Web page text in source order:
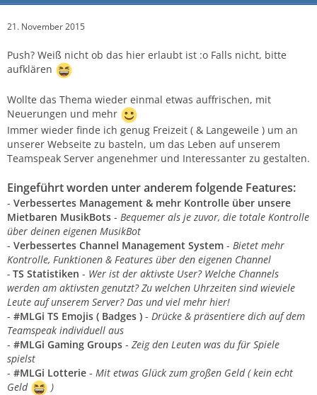
21. November 2015
Push? Weiß nicht ob das hier erlaubt ist :o Falls nicht, bitte
aufklären
Wollte das Thema wieder einmal etwas auffrischen, mit
Neuerungen und mehr
Immer wieder finde ich genug Freizeit ( & Langeweile ) um an
unserer Webseite zu basteln, um das Leben auf unserem
Teamspeak Server angenehmer und Interessanter zu gestalten.
Eingeführt worden unter anderem folgende Features:
- Verbessertes Management & mehr Kontrolle über unsere
Mietbaren MusikBots - Bequemer als je zuvor, die totale Kontrolle
über deinen eigenen MusikBot
- Verbessertes Channel Management System - Bietet mehr
Kontrolle, Funktionen & Features über den eigenen Channel
- TS Statistiken - Wer ist der aktivste User? Welche Channels
werden am aktivsten genutzt? Zu welchen Uhrzeiten sind wieviele
Leute auf unserem Server? Das und viel mehr hier!
- #MLGi TS Emojis ( Badges ) - Drücke & präsentiere dich auf dem
Teamspeak individuell aus
- #MLGi Gaming Groups - Zeig den Leuten was du für Spiele
spielst
- #MLGi Lotterie - Mit etwas Glück zum großen Geld ( kein echt
Geld
)